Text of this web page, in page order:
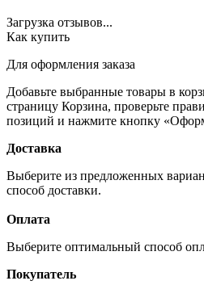
Загрузка отзывов...
Как купить
Для оформления заказа
Добавьте выбранные товары в
страницу Корзина, проверьте
позиций и нажмите кнопку
Доставка
Выберите из предложенных
способ доставки.
Оплата
Выберите оптимальный способ
Покупатель